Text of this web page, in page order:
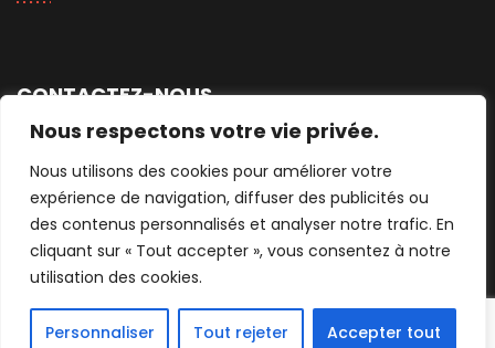
Nous respectons votre vie privée.
Nous utilisons des cookies pour améliorer votre
expérience de navigation, diffuser des publicités ou
des contenus personnalisés et analyser notre trafic. En
cliquant sur « Tout accepter », vous consentez à notre
utilisation des cookies.
Personnaliser Tout rejeter Accepter tout
CONTACTEZ-NOUS
contact@activcompany.fr
77 Boulevard Exelmans - 75016 Paris